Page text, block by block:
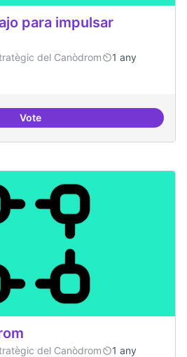
para impulsar
del Canòdrom
1 any
VoteGrupos de trabajo para impulsar
del Canòdrom
1 any